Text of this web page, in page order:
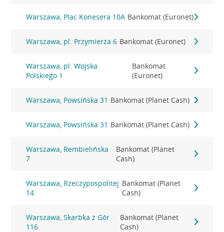
Warszawa, Plac Konesera 10A Bankomat (Euronet)
Warszawa, pl. Przymierza 6 Bankomat (Euronet)
Warszawa, pl. Wojska
Polskiego 1
Bankomat
(Euronet)
Warszawa, Powsińska 31 Bankomat (Planet Cash)
Warszawa, Powsińska 31 Bankomat (Planet Cash)
Warszawa, Rembielińska
7
Bankomat (Planet
Cash)
Warszawa, Rzeczypospolitej
14
Bankomat (Planet
Cash)
Warszawa, Skarbka z Gór
116
Bankomat (Planet
Cash)